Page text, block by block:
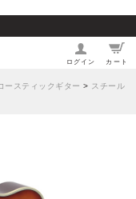
ログイン カート
ースティックギター > スチール